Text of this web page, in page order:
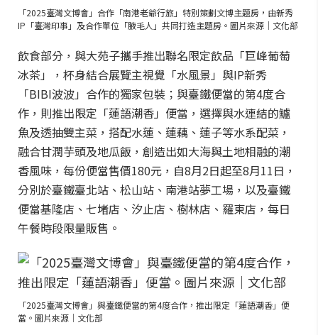
「2025臺灣文博會」合作「南港老爺行旅」特別策劃文博主題房，由新秀
IP「臺灣印事」及合作單位「腋毛人」共同打造主題房。圖片來源｜文化部
飲食部分，與大苑子攜手推出聯名限定飲品「巨峰葡萄
冰茶」，杯身結合展覽主視覺「水風景」與IP新秀
「BIBI波波」合作的獨家包裝；與臺鐵便當的第4度合
作，則推出限定「蓮語潮香」便當，選擇與水連結的鱸
魚及透抽雙主菜，搭配水蓮、蓮藕、蓮子等水系配菜，
融合甘潤芋頭及地瓜飯，創造出如大海與土地相融的潮
香風味，每份便當售價180元，自8月2日起至8月11日，
分別於臺鐵臺北站、松山站、南港站夢工場，以及臺鐵
便當基隆店、七堵店、汐止店、樹林店、羅東店，每日
午餐時段限量販售。
「2025臺灣文博會」與臺鐵便當的第4度合作，推出限定「蓮語潮香」便
當。圖片來源｜文化部